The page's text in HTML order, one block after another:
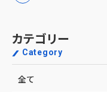
ペー
ジ
送
カテゴリー
Category
全て